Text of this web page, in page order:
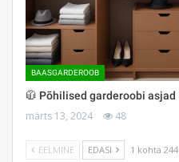
BAASGARDEROOB
🧥 Põhilised garderoobi asjad
märts 13, 2024 48
EELMINE EDASI 1 kohta 244